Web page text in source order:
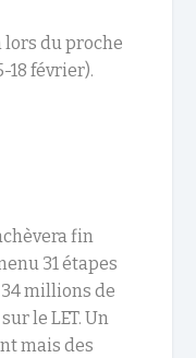
lors du proche
18 février).
fin
31 étapes
millions de
le LET. Un
mais des